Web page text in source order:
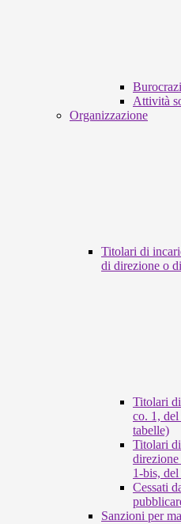
Attività
Organizzazione
Titolari di
di direzione o
Titolari
co. 1,
tabelle)
Titolari
1-bis,
Cessati
Sanzioni per